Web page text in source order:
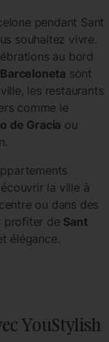
pendant Sant
souhaitez vivre.
au bord
Barceloneta sont
les restaurants
comme le
de Gracia ou
la ville à
ou dans des
profiter de Sant
élégance.
YouStylish